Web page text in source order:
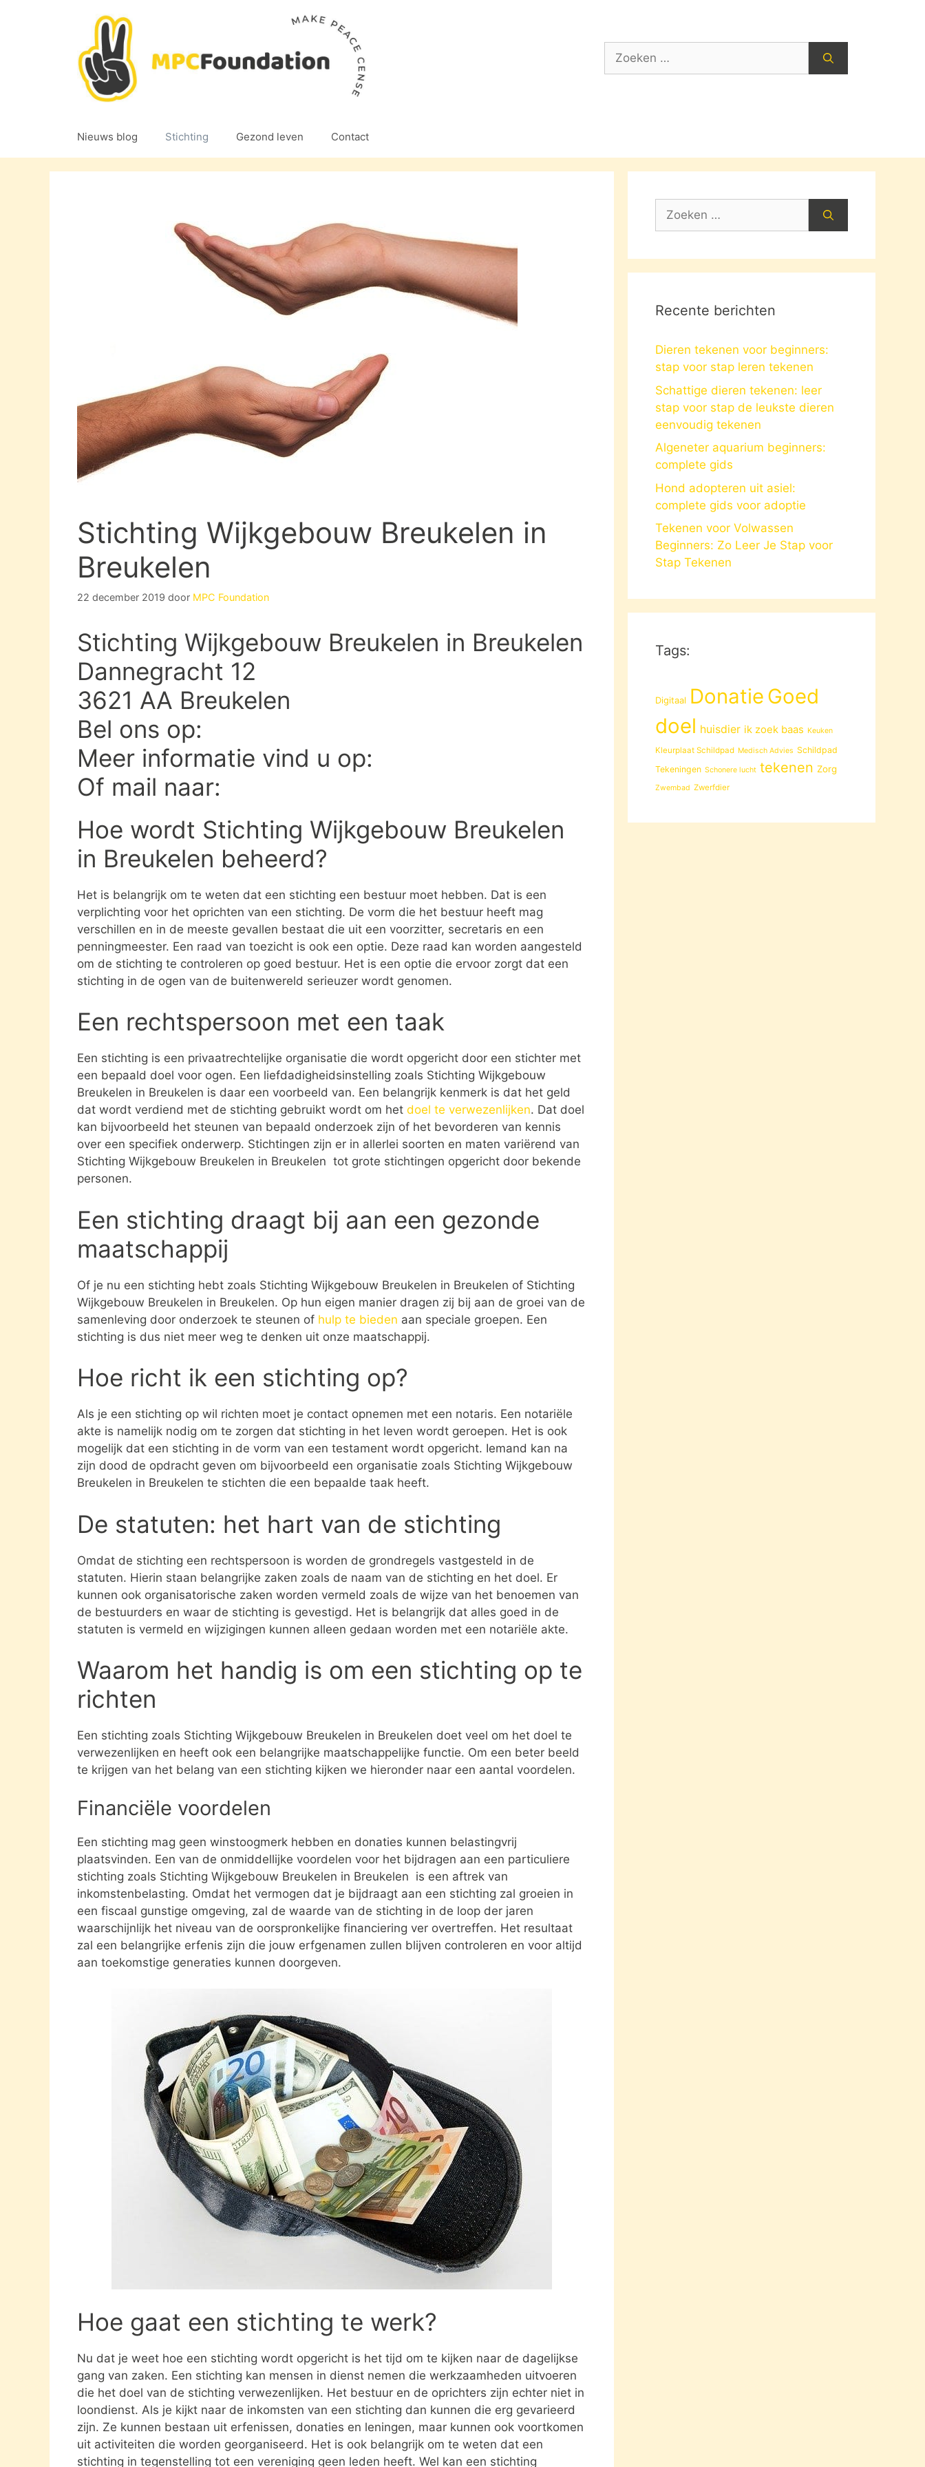
Zoek
Nieuws blog Stichting Gezond leven Contact
Stichting Wijkgebouw Breukelen in
Breukelen
22 december 2019 door MPC Foundation
Stichting Wijkgebouw Breukelen in Breukelen
Dannegracht 12
3621 AA Breukelen
Bel ons op:
Meer informatie vind u op:
Of mail naar:
Hoe wordt Stichting Wijkgebouw Breukelen
in Breukelen beheerd?
Het is belangrijk om te weten dat een stichting een bestuur moet hebben. Dat is een
verplichting voor het oprichten van een stichting. De vorm die het bestuur heeft mag
verschillen en in de meeste gevallen bestaat die uit een voorzitter, secretaris en een
penningmeester. Een raad van toezicht is ook een optie. Deze raad kan worden aangesteld
om de stichting te controleren op goed bestuur. Het is een optie die ervoor zorgt dat een
stichting in de ogen van de buitenwereld serieuzer wordt genomen.
Een rechtspersoon met een taak
Een stichting is een privaatrechtelijke organisatie die wordt opgericht door een stichter met
een bepaald doel voor ogen. Een liefdadigheidsinstelling zoals Stichting Wijkgebouw
Breukelen in Breukelen is daar een voorbeeld van. Een belangrijk kenmerk is dat het geld
dat wordt verdiend met de stichting gebruikt wordt om het doel te verwezenlijken. Dat doel
kan bijvoorbeeld het steunen van bepaald onderzoek zijn of het bevorderen van kennis
over een specifiek onderwerp. Stichtingen zijn er in allerlei soorten en maten variërend van
Stichting Wijkgebouw Breukelen in Breukelen tot grote stichtingen opgericht door bekende
personen.
Een stichting draagt bij aan een gezonde
maatschappij
Of je nu een stichting hebt zoals Stichting Wijkgebouw Breukelen in Breukelen of Stichting
Wijkgebouw Breukelen in Breukelen. Op hun eigen manier dragen zij bij aan de groei van de
samenleving door onderzoek te steunen of hulp te bieden aan speciale groepen. Een
stichting is dus niet meer weg te denken uit onze maatschappij.
Hoe richt ik een stichting op?
Als je een stichting op wil richten moet je contact opnemen met een notaris. Een notariële
akte is namelijk nodig om te zorgen dat stichting in het leven wordt geroepen. Het is ook
mogelijk dat een stichting in de vorm van een testament wordt opgericht. Iemand kan na
zijn dood de opdracht geven om bijvoorbeeld een organisatie zoals Stichting Wijkgebouw
Breukelen in Breukelen te stichten die een bepaalde taak heeft.
De statuten: het hart van de stichting
Omdat de stichting een rechtspersoon is worden de grondregels vastgesteld in de
statuten. Hierin staan belangrijke zaken zoals de naam van de stichting en het doel. Er
kunnen ook organisatorische zaken worden vermeld zoals de wijze van het benoemen van
de bestuurders en waar de stichting is gevestigd. Het is belangrijk dat alles goed in de
statuten is vermeld en wijzigingen kunnen alleen gedaan worden met een notariële akte.
Waarom het handig is om een stichting op te
richten
Een stichting zoals Stichting Wijkgebouw Breukelen in Breukelen doet veel om het doel te
verwezenlijken en heeft ook een belangrijke maatschappelijke functie. Om een beter beeld
te krijgen van het belang van een stichting kijken we hieronder naar een aantal voordelen.
Financiële voordelen
Een stichting mag geen winstoogmerk hebben en donaties kunnen belastingvrij
plaatsvinden. Een van de onmiddellijke voordelen voor het bijdragen aan een particuliere
stichting zoals Stichting Wijkgebouw Breukelen in Breukelen is een aftrek van
inkomstenbelasting. Omdat het vermogen dat je bijdraagt aan een stichting zal groeien in
een fiscaal gunstige omgeving, zal de waarde van de stichting in de loop der jaren
waarschijnlijk het niveau van de oorspronkelijke financiering ver overtreffen. Het resultaat
zal een belangrijke erfenis zijn die jouw erfgenamen zullen blijven controleren en voor altijd
aan toekomstige generaties kunnen doorgeven.
Hoe gaat een stichting te werk?
Nu dat je weet hoe een stichting wordt opgericht is het tijd om te kijken naar de dagelijkse
gang van zaken. Een stichting kan mensen in dienst nemen die werkzaamheden uitvoeren
die het doel van de stichting verwezenlijken. Het bestuur en de oprichters zijn echter niet in
loondienst. Als je kijkt naar de inkomsten van een stichting dan kunnen die erg gevarieerd
zijn. Ze kunnen bestaan uit erfenissen, donaties en leningen, maar kunnen ook voortkomen
uit activiteiten die worden georganiseerd. Het is ook belangrijk om te weten dat een
stichting in tegenstelling tot een vereniging geen leden heeft. Wel kan een stichting
Zoek
Recente berichten
Dieren tekenen voor beginners:
stap voor stap leren tekenen
Schattige dieren tekenen: leer
stap voor stap de leukste dieren
eenvoudig tekenen
Algeneter aquarium beginners:
complete gids
Hond adopteren uit asiel:
complete gids voor adoptie
Tekenen voor Volwassen
Beginners: Zo Leer Je Stap voor
Stap Tekenen
Tags:
Digitaal Donatie Goed
doel huisdier ik zoek baas Keuken
Kleurplaat Schildpad Medisch Advies Schildpad
Tekeningen Schonere lucht tekenen Zorg
Zwembad Zwerfdier